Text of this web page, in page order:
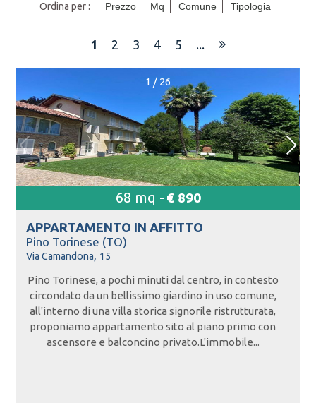
Ordina per : Prezzo Mq Comune Tipologia
1 2 3 4 5 ...
1 / 26
68 mq - € 890
APPARTAMENTO IN AFFITTO
Pino Torinese (TO)
Via Camandona, 15
Pino Torinese, a pochi minuti dal centro, in contesto
circondato da un bellissimo giardino in uso comune,
all'interno di una villa storica signorile ristrutturata,
proponiamo appartamento sito al piano primo con
ascensore e balconcino privato.L'immobile...